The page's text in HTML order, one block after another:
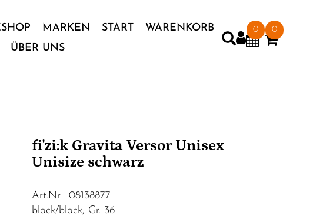
MARKEN START
WARENKORB
ÜBER UNS
0 0
fi'zi:k Gravita Versor Unisex
Unisize schwarz
Art.Nr. 08138877
black/black, Gr. 36